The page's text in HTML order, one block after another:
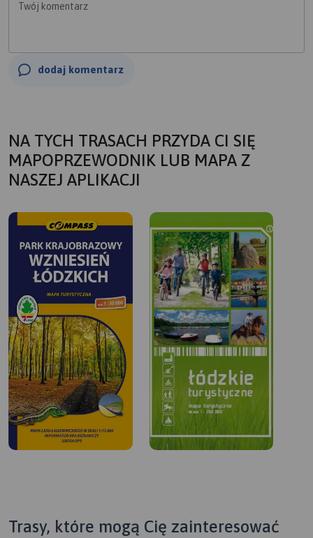
Twój komentarz
dodaj komentarz
NA TYCH TRASACH PRZYDA CI SIĘ
MAPOPRZEWODNIK LUB MAPA Z
NASZEJ APLIKACJI
Trasy, które mogą Cię zainteresować